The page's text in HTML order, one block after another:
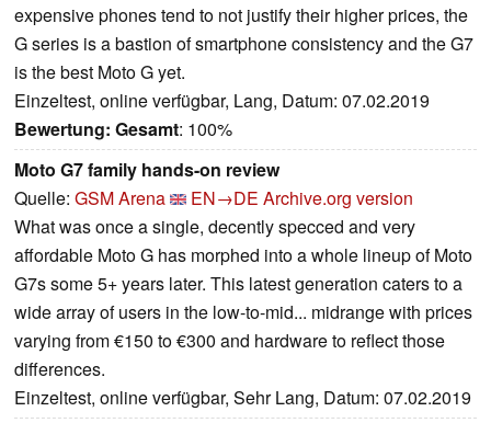
expensive phones tend to not justify their higher prices, the
G series is a bastion of smartphone consistency and the G7
is the best Moto G yet.
Einzeltest, online verfügbar, Lang, Datum: 07.02.2019
Bewertung: Gesamt: 100%
Moto G7 family hands-on review
Quelle: GSM Arena EN→DE Archive.org version
What was once a single, decently specced and very
affordable Moto G has morphed into a whole lineup of Moto
G7s some 5+ years later. This latest generation caters to a
wide array of users in the low-to-mid... midrange with prices
varying from €150 to €300 and hardware to reflect those
differences.
Einzeltest, online verfügbar, Sehr Lang, Datum: 07.02.2019